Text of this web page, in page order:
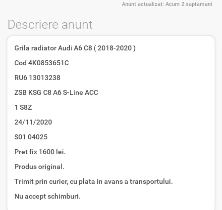
Anunt actualizat: Acum 2 saptamani
Descriere anunt
Grila radiator Audi A6 C8 ( 2018-2020 )
Cod 4K0853651C
RU6 13013238
ZSB KSG C8 A6 S-Line ACC
1 S8Z
24/11/2020
S01 04025
Pret fix 1600 lei.
Produs original.
Trimit prin curier, cu plata in avans a transportului.
Nu accept schimburi.